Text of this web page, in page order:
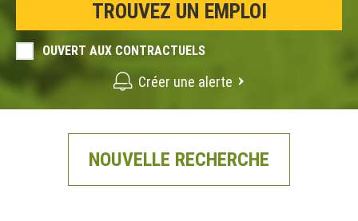
OUVERT AUX CONTRACTUELS
Créer une alerte
NOUVELLE RECHERCHE